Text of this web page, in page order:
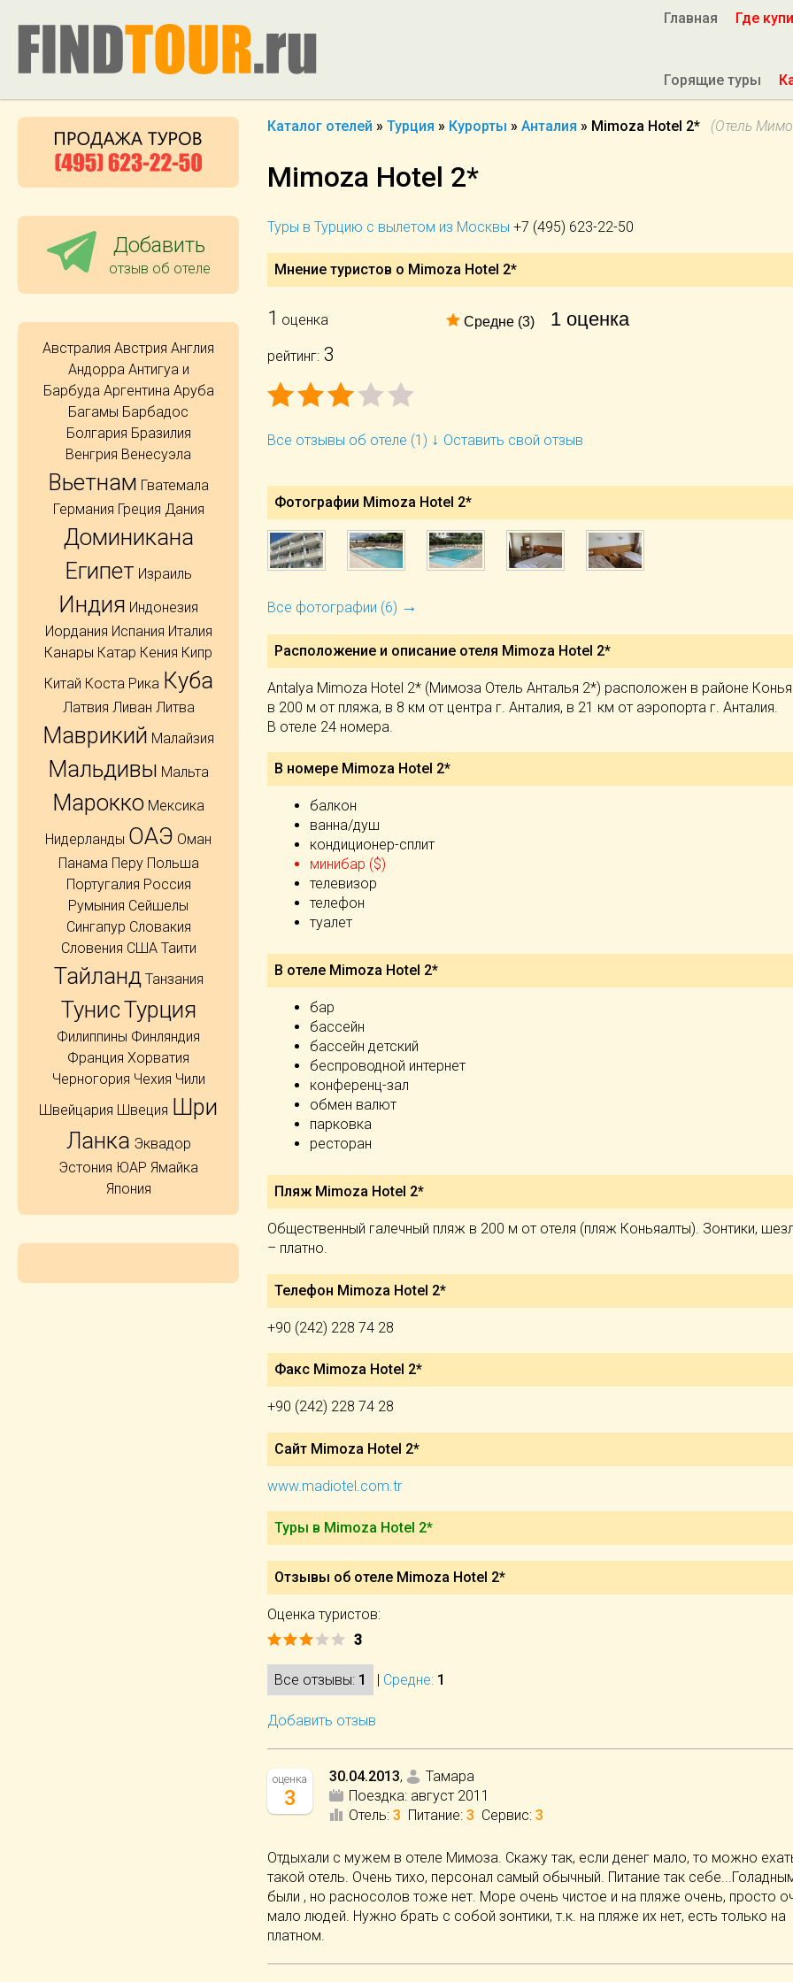
Главная Где
Горящие туры
Каталог отелей » Турция » Курорты » Анталия » Mimoza Hotel 2* (Отель
Mimoza Hotel 2*
Туры в Турцию с вылетом из Москвы +7 (495) 623-22-50
Мнение туристов о Mimoza Hotel 2*
1 оценка
рейтинг: 3
Средне (3) 1 оценка
Все отзывы об отеле (1) ↓ Оставить свой отзыв
Фотографии Mimoza Hotel 2*
Все фотографии (6) →
Расположение и описание отеля Mimoza Hotel 2*
Antalya Mimoza Hotel 2* (Мимоза Отель Анталья 2*) расположен в районе
в 200 м от пляжа, в 8 км от центра г. Анталия, в 21 км от аэропорта г. Анталия.
В отеле 24 номера.
В номере Mimoza Hotel 2*
балкон
ванна/душ
кондиционер-сплит
минибар ($)
телевизор
телефон
туалет
В отеле Mimoza Hotel 2*
бар
бассейн
бассейн детский
беспроводной интернет
конференц-зал
обмен валют
парковка
ресторан
Пляж Mimoza Hotel 2*
Общественный галечный пляж в 200 м от отеля (пляж Коньяалты). Зонтики,
– платно.
Телефон Mimoza Hotel 2*
+90 (242) 228 74 28
Факс Mimoza Hotel 2*
+90 (242) 228 74 28
Сайт Mimoza Hotel 2*
www.madiotel.com.tr
Туры в Mimoza Hotel 2*
Отзывы об отеле Mimoza Hotel 2*
Оценка туристов:
3
Все отзывы: 1 | Средне: 1
Добавить отзыв
оценка
3
30.04.2013,
Тамара
Поездка: август 2011
Отель: 3 Питание: 3 Сервис: 3
Отдыхали с мужем в отеле Мимоза. Скажу так, если денег мало, то можно
такой отель. Очень тихо, персонал самый обычный. Питание так
были , но расносолов тоже нет. Море очень чистое и на пляже очень, просто
мало людей. Нужно брать с собой зонтики, т.к. на пляже их нет, есть только на
платном.
Добавить
отзыв об отеле
Австралия Австрия Англия
Андорра Антигуа и
Барбуда Аргентина Аруба
Багамы Барбадос
Болгария Бразилия
Венгрия Венесуэла
Вьетнам Гватемала
Германия Греция Дания
Доминикана
Египет Израиль
Индия Индонезия
Иордания Испания Италия
Канары Катар Кения Кипр
Китай Коста Рика Куба
Латвия Ливан Литва
Маврикий Малайзия
Мальдивы Мальта
Марокко Мексика
Нидерланды ОАЭ Оман
Панама Перу Польша
Португалия Россия
Румыния Сейшелы
Сингапур Словакия
Словения США Таити
Тайланд Танзания
ТунисТурция
Филиппины Финляндия
Франция Хорватия
Черногория Чехия Чили
Швейцария Швеция Шри
Ланка Эквадор
Эстония ЮАР Ямайка
Япония